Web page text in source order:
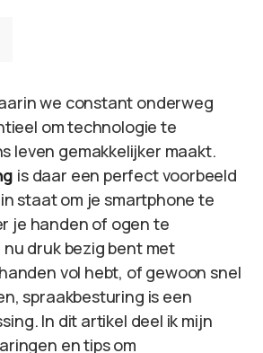
we constant onderweg
om technologie te
leven gemakkelijker maakt.
is daar een perfect voorbeeld
staat om je smartphone te
je handen of ogen te
druk bezig bent met
vol hebt, of gewoon snel
spraakbesturing is een
In dit artikel deel ik mijn
en tips om